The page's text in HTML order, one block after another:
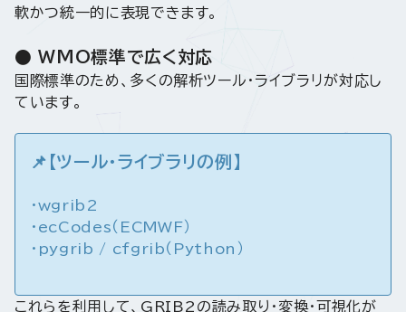
軟かつ統一的に表現できます。
● WMO標準で広く対応
国際標準のため、多くの解析ツール・ライブラリが対応し
ています。
📌【ツール・ライブラリの例】
・wgrib2
・ecCodes（ECMWF）
・pygrib / cfgrib（Python）
これらを利用して、GRIB2の読み取り・変換・可視化が